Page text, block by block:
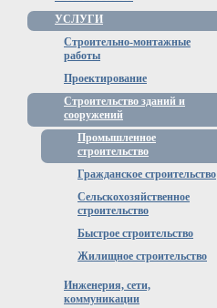
УСЛУГИ
Строительно-монтажные
работы
Проектирование
Строительство зданий и
сооружений
Промышленное
строительство
Гражданское строительство
Сельскохозяйственное
строительство
Быстрое строительство
Жилищное строительство
Инженерия, сети,
коммуникации